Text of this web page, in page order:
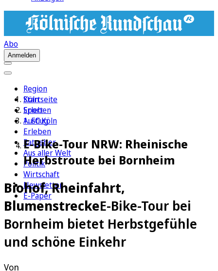
Abo
Anmelden
Region
Köln
Sport
1. FC Köln
Erleben
Ratgeber
Aus aller Welt
Politik
Wirtschaft
Newsletter
E-Paper
Startseite
Erleben
Ausflug
E-Bike-Tour NRW: Rheinische
Herbstroute bei Bornheim
Biohof, Rheinfahrt,
BlumenstreckeE-Bike-Tour bei
Bornheim bietet Herbstgefühle
und schöne Einkehr
Von